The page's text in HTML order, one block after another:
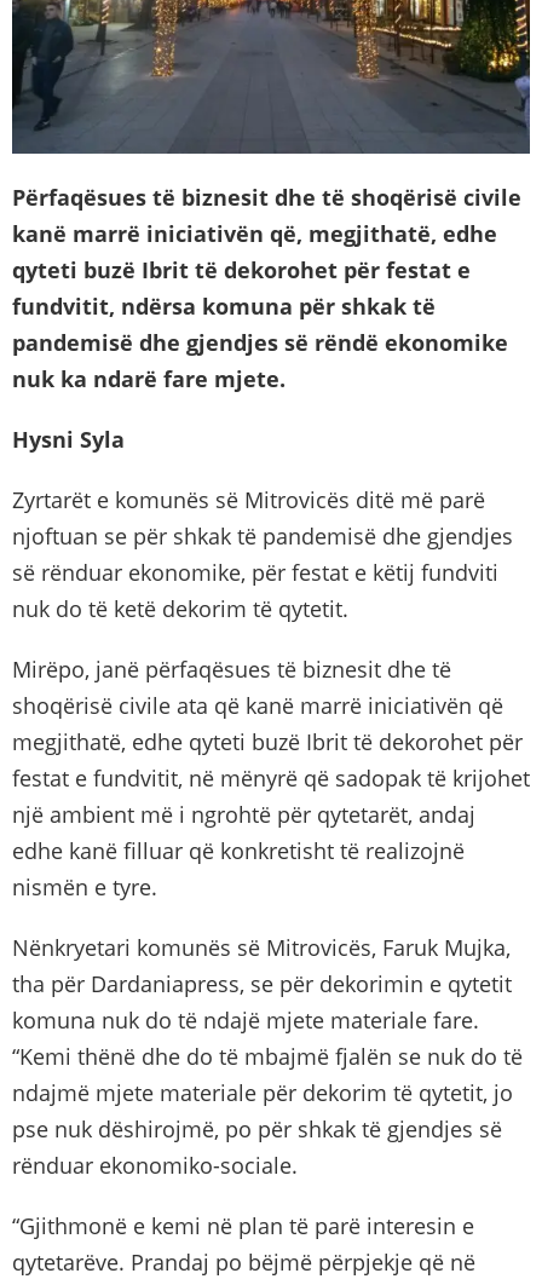
Përfaqësues të biznesit dhe të shoqërisë civile
kanë marrë iniciativën që, megjithatë, edhe
qyteti buzë Ibrit të dekorohet për festat e
fundvitit, ndërsa komuna për shkak të
pandemisë dhe gjendjes së rëndë ekonomike
nuk ka ndarë fare mjete.
Hysni Syla
Zyrtarët e komunës së Mitrovicës ditë më parë
njoftuan se për shkak të pandemisë dhe gjendjes
së rënduar ekonomike, për festat e këtij fundviti
nuk do të ketë dekorim të qytetit.
Mirëpo, janë përfaqësues të biznesit dhe të
shoqërisë civile ata që kanë marrë iniciativën që
megjithatë, edhe qyteti buzë Ibrit të dekorohet për
festat e fundvitit, në mënyrë që sadopak të krijohet
një ambient më i ngrohtë për qytetarët, andaj
edhe kanë filluar që konkretisht të realizojnë
nismën e tyre.
Nënkryetari komunës së Mitrovicës, Faruk Mujka,
tha për Dardaniapress, se për dekorimin e qytetit
komuna nuk do të ndajë mjete materiale fare.
“Kemi thënë dhe do të mbajmë fjalën se nuk do të
ndajmë mjete materiale për dekorim të qytetit, jo
pse nuk dëshirojmë, po për shkak të gjendjes së
rënduar ekonomiko-sociale.
“Gjithmonë e kemi në plan të parë interesin e
qytetarëve. Prandaj po bëjmë përpjekje që në